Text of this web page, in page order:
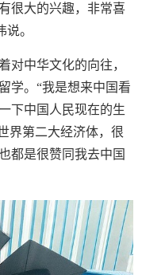
很大的兴趣，非常喜
。
对中华文化的向往，
学。“我是想来中国看
下中国人民现在的生
界第二大经济体，很
都是很赞同我去中国